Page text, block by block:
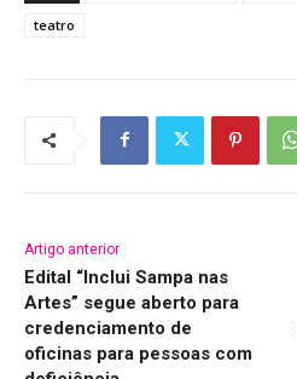
teatro
Artigo anterior
Edital “Inclui Sampa nas
Artes” segue aberto para
credenciamento de
oficinas para pessoas com